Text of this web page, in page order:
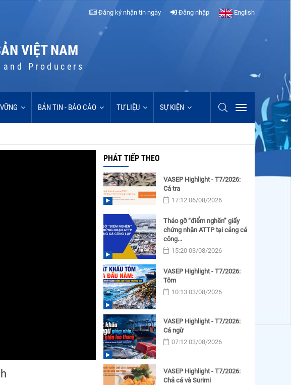
Đăng ký nhận tin ngày Đăng nhập English
VIỆT NAM
Producers
BẢN TIN - BÁO CÁO TƯ LIỆU SỰ KIỆN
PHÁT TIẾP THEO
VASEP Highlight - T7/2026:
Cá tra
17:12 06/08/2026
Tháo gỡ “điểm nghẽn” giấy
chứng nhận ATTP tại cảng cá
công...
15:20 03/08/2026
VASEP Highlight - T7/2026:
Tôm
10:13 03/08/2026
VASEP Highlight - T7/2026:
Cá ngừ
07:12 03/08/2026
VASEP Highlight - T7/2026:
Chả cá và Surimi